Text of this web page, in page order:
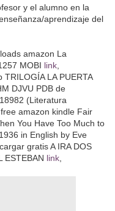
y el alumno en la
aprendizaje del
amazon La
MOBI link
LA PUERTA
DJVU PDB de
(Literatura
free amazon kindle Fair
You Have Too Much to
in English by Eve
gratis A IRA DOS
ESTEBAN link